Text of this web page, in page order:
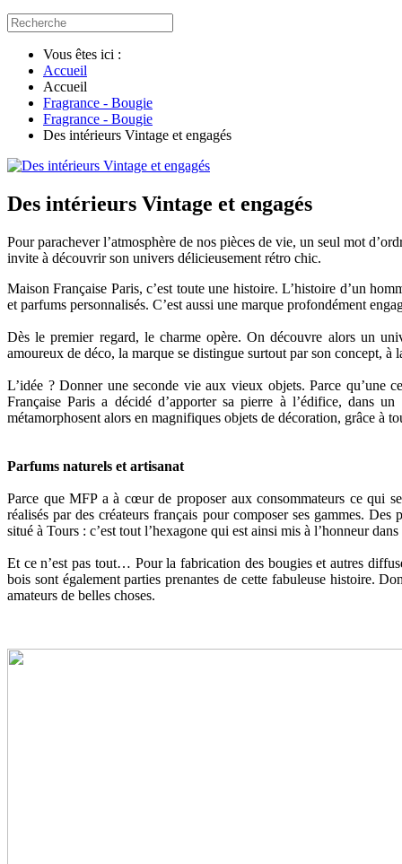
Vous êtes ici :
Accueil
Accueil
Fragrance - Bougie
Fragrance - Bougie
Des intérieurs Vintage et engagés
Des intérieurs Vintage et engagés
Pour parachever l’atmosphère de nos pièces de vie, un seul mot
invite à découvrir son univers délicieusement rétro chic.
Maison Française Paris, c’est toute une histoire. L’histoire d’un
et parfums personnalisés. C’est aussi une marque profondément
Dès le premier regard, le charme opère. On découvre alors un
amoureux de déco, la marque se distingue surtout par son concept,
L’idée ? Donner une seconde vie aux vieux objets. Parce qu’une
Française Paris a décidé d’apporter sa pierre à l’édifice, dans
métamorphosent alors en magnifiques objets de décoration, grâce à
Parfums naturels et artisanat
Parce que MFP a à cœur de proposer aux consommateurs ce qui
réalisés par des créateurs français pour composer ses gammes.
situé à Tours : c’est tout l’hexagone qui est ainsi mis à l’honneur
Et ce n’est pas tout… Pour la fabrication des bougies et autres
bois sont également parties prenantes de cette fabuleuse histoire.
amateurs de belles choses.